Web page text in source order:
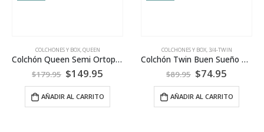
COLCHONES Y BOX,QUEEN
Colchón Queen Semi Ortopédico – Dulce Sueños
$179.95 $149.95
AÑADIR AL CARRITO
COLCHONES Y BOX, 3/4-TWIN
Colchón Twin Buen Sueño Resortes – Imperial
$89.95 $74.95
AÑADIR AL CARRITO